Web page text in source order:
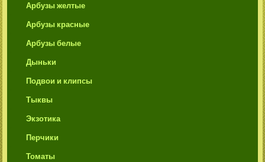
Арбузы желтые
Арбузы красные
Арбузы белые
Дыньки
Подвои и клипсы
Тыквы
Экзотика
Перчики
Томаты